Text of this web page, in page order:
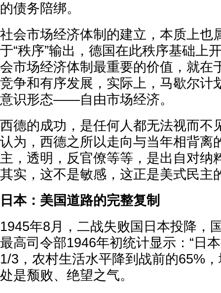
的债务陪绑。
社会市场经济体制的建立，本质上也
于“秩序”输出，德国在此秩序基础上
会市场经济体制最重要的价值，就在
竞争和有序发展，实际上，马歇尔计
意识形态——自由市场经济。
西德的成功，是任何人都无法视而不
认为，西德之所以走向与当年相背离
主，透明，反官僚等等，是出自对纳
其实，这不是敏感，这正是美式民主
日本：美国道路的完整复制
1945年8月，二战失败国日本投降，
最高司令部1946年初统计显示：“日
1/3，农村生活水平降到战前的65%
处是颓败、绝望之气。